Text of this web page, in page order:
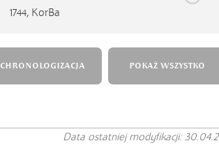
1744, KorBa
CHRONOLOGIZACJA POKAŻ WSZYSTKO
Data ostatniej modyfikacji: